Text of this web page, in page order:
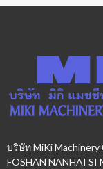
บริษัท MiKi
FOSHAN NANHAI SI